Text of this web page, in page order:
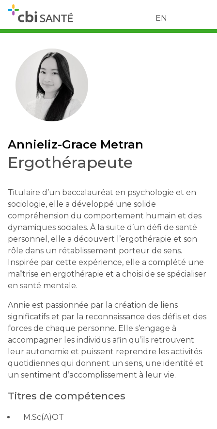
EN
Annieliz-Grace Metran
Ergothérapeute
Titulaire d’un baccalauréat en psychologie et en
sociologie, elle a développé une solide
compréhension du comportement humain et des
dynamiques sociales. À la suite d’un défi de santé
personnel, elle a découvert l’ergothérapie et son
rôle dans un rétablissement porteur de sens.
Inspirée par cette expérience, elle a complété une
maîtrise en ergothérapie et a choisi de se spécialiser
en santé mentale.
Annie est passionnée par la création de liens
significatifs et par la reconnaissance des défis et des
forces de chaque personne. Elle s’engage à
accompagner les individus afin qu’ils retrouvent
leur autonomie et puissent reprendre les activités
quotidiennes qui donnent un sens, une identité et
un sentiment d’accomplissement à leur vie.
Titres de compétences
M.Sc(A)OT